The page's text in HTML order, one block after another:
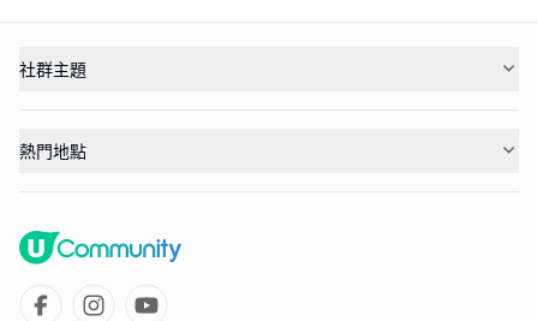
社群主題
熱門地點